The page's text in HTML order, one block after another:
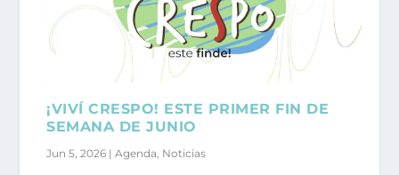
¡VIVÍ CRESPO! ESTE PRIMER FIN DE
SEMANA DE JUNIO
Jun 5, 2026 |Agenda, Noticias